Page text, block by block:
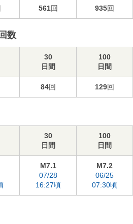
561回 935回
数
30
日間
100
日間
84回 129回
30
日間
100
日間
M7.1
07/28
16:27頃
M7.2
06/25
07:30頃